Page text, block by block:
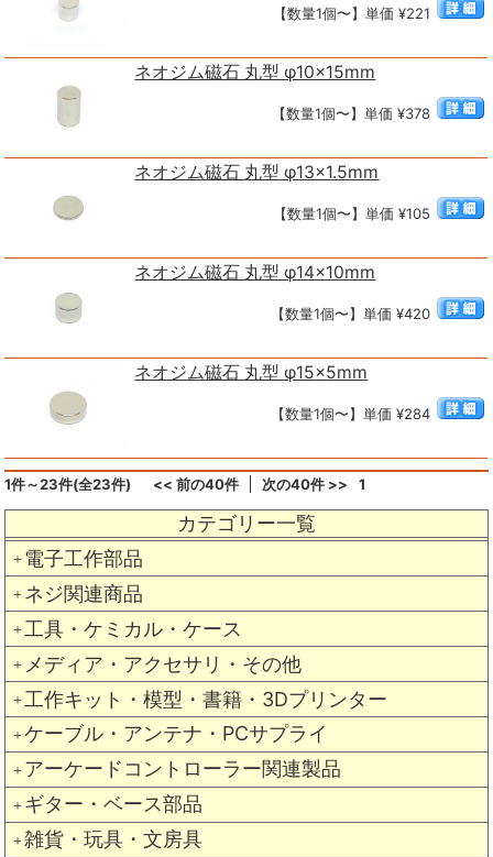
カテゴリー一覧
＋ 電子工作部品
＋ ネジ関連商品
＋ 工具・ケミカル・ケース
＋ メディア・アクセサリ・その他
＋ 工作キット・模型・書籍・3Dプリンター
＋ ケーブル・アンテナ・PCサプライ
＋ アーケードコントローラー関連製品
＋ ギター・ベース部品
＋ 雑貨・玩具・文房具
【数量1個〜】単価 ¥221
ネオジム磁石 丸型 φ10×15mm
【数量1個〜】単価 ¥378
ネオジム磁石 丸型 φ13×1.5mm
【数量1個〜】単価 ¥105
ネオジム磁石 丸型 φ14×10mm
【数量1個〜】単価 ¥420
ネオジム磁石 丸型 φ15×5mm
【数量1個〜】単価 ¥284
1件～23件(全23件) << 前の40件 次の40件 >> 1